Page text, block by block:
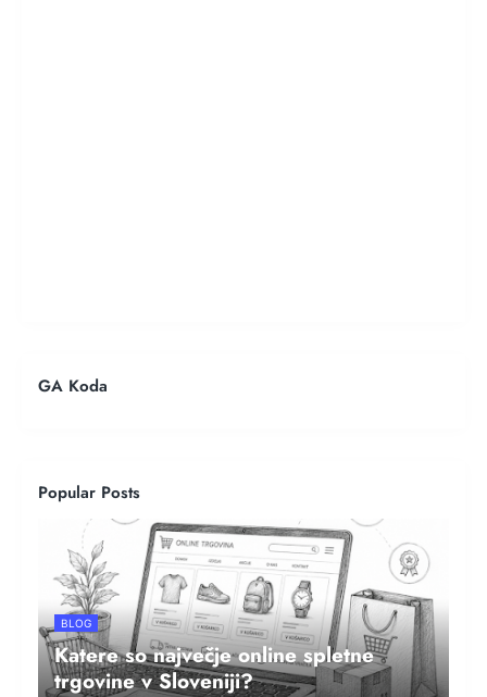
GA Koda
Popular Posts
BLOG
Katere so največje online spletne
trgovine v Sloveniji?